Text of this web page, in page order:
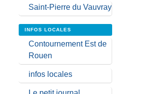
Saint-Pierre du Vauvray
INFOS LOCALES
Contournement Est de
Rouen
infos locales